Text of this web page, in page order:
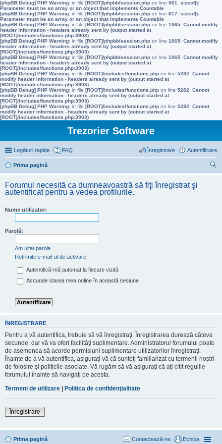
[phpBB Debug] PHP Warning: in file [ROOT]/phpbb/session.php on line 561 : sizeof():
Parameter must be an array or an object that implements Countable
[phpBB Debug] PHP Warning: in file [ROOT]/phpbb/session.php on line 617: sizeof():
Parameter must be an array or an object that implements Countable
[phpBB Debug] PHP Warning: in file [ROOT]/phpbb/session.php on line 1065: Cannot modify
header information - headers already sent by (output started at
[ROOT]/includes/functions.php:3903)
[phpBB Debug] PHP Warning: in file [ROOT]/phpbb/session.php on line 1065: Cannot modify
header information - headers already sent by (output started at
[ROOT]/includes/functions.php:3903)
[phpBB Debug] PHP Warning: in file [ROOT]/phpbb/session.php on line 1065: Cannot modify
header information - headers already sent by (output started at
[ROOT]/includes/functions.php:3903)
[phpBB Debug] PHP Warning: in file [ROOT]/includes/functions.php on line 5282: Cannot
modify header information - headers already sent by (output started at
[ROOT]/includes/functions.php:3903)
[phpBB Debug] PHP Warning: in file [ROOT]/includes/functions.php on line 5282: Cannot
modify header information - headers already sent by (output started at
[ROOT]/includes/functions.php:3903)
[phpBB Debug] PHP Warning: in file [ROOT]/includes/functions.php on line 5282: Cannot
modify header information - headers already sent by (output started at
[ROOT]/includes/functions.php:3903)
Trezorier Software
Legături rapide FAQ Autentificare
Înregistrare
Prima pagină
Forumul necesită ca dumneavoastră să fiţi înregistrat şi
autentificat pentru a vedea profilurile.
Nume utilizator:
Parolă:
Am uitat parola
Retrimite e-mail-ul de activare
Autentifică-mă automat la fiecare vizită
Ascunde starea mea online în această sesiune
ÎNREGISTRARE
Pentru a vă autentifica, trebuie să vă înregistraţi. Înregistrarea durează câteva
secunde, dar vă va oferi facilităţi suplimentare. Administratorul forumului poate
de asemenea să acorde permisiuni suplimentare utilizatorilor înregistraţi.
Înainte de a vă autentifica, asiguraţi-vă că sunteţi familiarizat cu termenii noştri
de folosire şi politicile asociate. Vă rugăm să vă asiguraţi că aţi citit regulile
forumului înainte să navigaţi pe acesta.
Termeni de utilizare | Politica de confidenţialitate
Înregistrare
Prima pagină Echipa
Contactează-ne